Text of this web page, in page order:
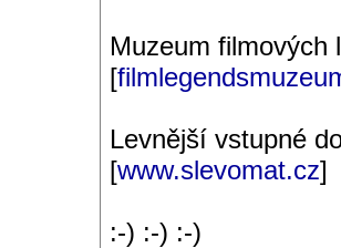
Muzeum filmových
[
Levnější vstupné
[www.slevomat.cz]
:-) :-) :-)